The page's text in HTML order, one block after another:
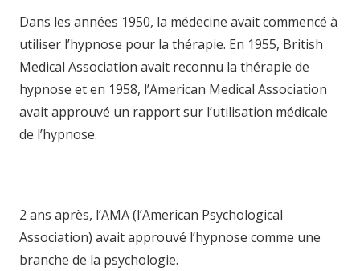
Dans les années 1950, la médecine avait commencé à
utiliser l’hypnose pour la thérapie. En 1955, British
Medical Association avait reconnu la thérapie de
hypnose et en 1958, l’American Medical Association
avait approuvé un rapport sur l’utilisation médicale
de l’hypnose.
2 ans après, l’AMA (l’American Psychological
Association) avait approuvé l’hypnose comme une
branche de la psychologie.